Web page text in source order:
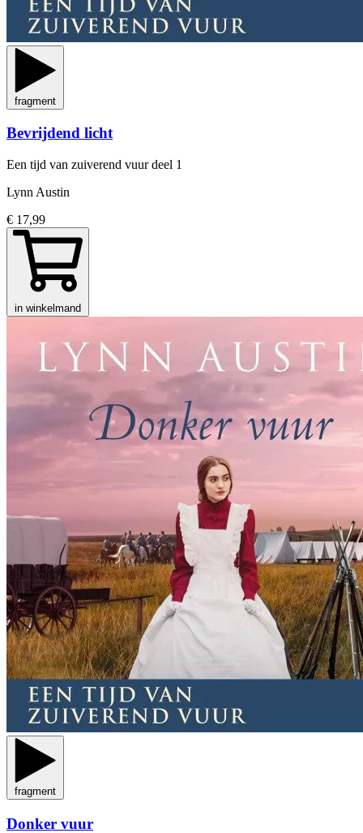
fragment
Bevrijdend licht
Een tijd van zuiverend vuurdeel 1
Lynn Austin
€ 17,99
in winkelmand
fragment
Donker vuur